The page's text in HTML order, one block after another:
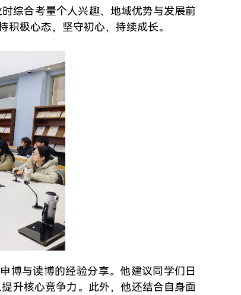
综合考量个人兴趣、地域优势与发展前
极心态，坚守初心，持续成长。
博与读博的经验分享。他建议同学们日
升核心竞争力。此外，他还结合自身面